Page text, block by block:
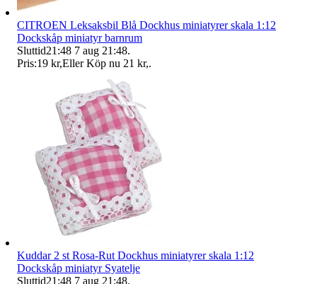
CITROEN Leksaksbil Blå Dockhus miniatyrer skala 1:12
Dockskåp miniatyr barnrum
Sluttid21:48 7 aug 21:48.
Pris:19 kr,Eller Köp nu 21 kr,.
Kuddar 2 st Rosa-Rut Dockhus miniatyrer skala 1:12
Dockskåp miniatyr Syatelje
Sluttid21:48 7 aug 21:48.